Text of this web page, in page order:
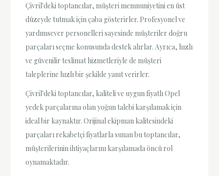
Çivril'deki toptancılar, müşteri memnuniyetini en üst
düzeyde tutmak için çaba gösterirler. Profesyonel ve
yardımsever personelleri sayesinde müşteriler doğru
parçaları seçme konusunda destek alırlar. Ayrıca, hızlı
ve güvenilir teslimat hizmetleriyle de müşteri
taleplerine hızlı bir şekilde yanıt verirler.
Çivril'deki toptancılar, kaliteli ve uygun fiyatlı Opel
yedek parçalarına olan yoğun talebi karşılamak için
ideal bir kaynaktır. Orijinal ekipman kalitesindeki
parçaları rekabetçi fiyatlarla sunan bu toptancılar,
müşterilerinin ihtiyaçlarını karşılamada öncü rol
oynamaktadır.